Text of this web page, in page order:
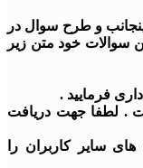
و طرح سوال در
سوالات خود متن زیر
. لطفا جهت دریافت
سایر کاربران را